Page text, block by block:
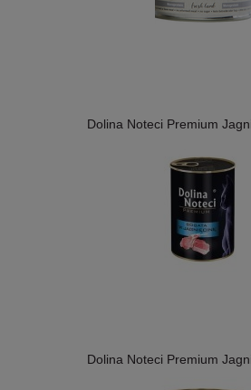
Dolina Noteci Premium
Dolina Noteci Premium